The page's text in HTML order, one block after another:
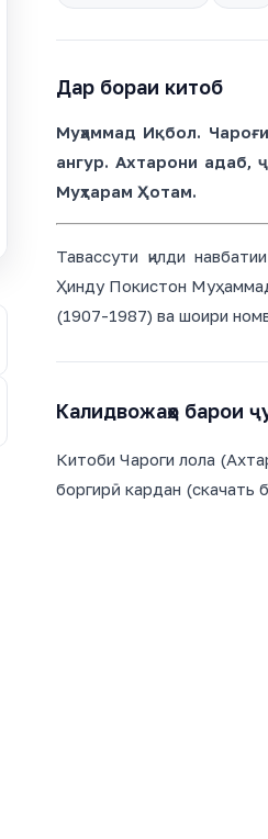
Дар бораи китоб
Муҳаммад Иқбол.
ангур. Ахтарони адаб,
Муҳтарам Ҳотам.
Тавассути ҷилди
Ҳинду Покистон
(1907-1987) ва шоири
Калидвожаҳо барои
Китоби Чароги лола
боргирӣ кардан (скачать